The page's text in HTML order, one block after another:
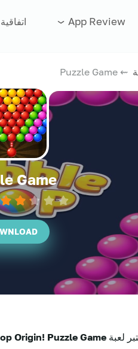
App Review
⇜ Puzzle Game
Game
لعبة Origin! Puzzle Game